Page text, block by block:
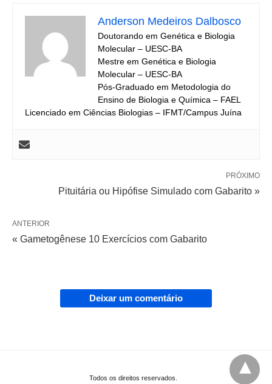
Anderson Medeiros Dalbosco
Doutorando em Genética e Biologia
Molecular – UESC-BA
Mestre em Genética e Biologia
Molecular – UESC-BA
Pós-Graduado em Metodologia do
Ensino de Biologia e Química – FAEL
Licenciado em Ciências Biologias – IFMT/Campus Juína
PRÓXIMO
Pituitária ou Hipófise Simulado com Gabarito »
ANTERIOR
« Gametogênese 10 Exercícios com Gabarito
Deixar um comentário
Todos os direitos reservados.